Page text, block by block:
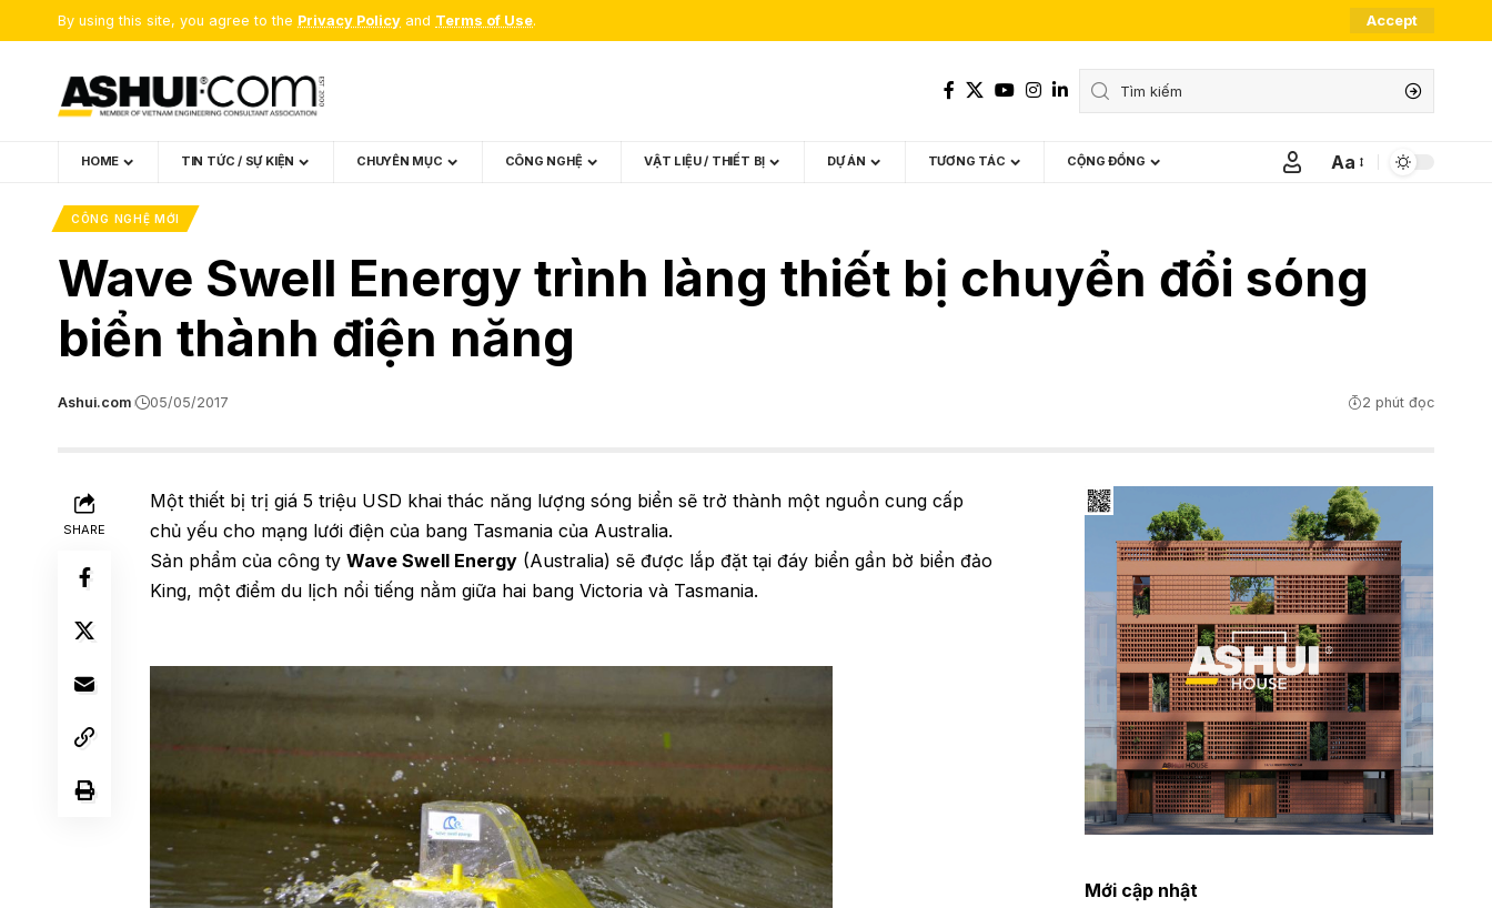
By using this site, you agree to the Privacy Policy and Terms of Use. Accept
HOME TIN TỨC / SỰ KIỆN CHUYÊN MỤC CÔNG NGHỆ VẬT LIỆU / THIẾT BỊ DỰ ÁN TƯƠNG TÁC CỘNG ĐỒNG
Font
Aa
CÔNG NGHỆ MỚI
Wave Swell Energy trình làng thiết bị chuyển đổi sóng
biển thành điện năng
Ashui.com 05/05/2017 2 phút đọc
SHARE
Một thiết bị trị giá 5 triệu USD khai thác năng lượng sóng biển sẽ trở thành một nguồn cung cấp
chủ yếu cho mạng lưới điện của bang Tasmania của Australia.
Sản phẩm của công tyWave Swell Energy (Australia) sẽ được lắp đặt tại đáy biển gần bờ biển đảo
King, một điểm du lịch nổi tiếng nằm giữa hai bang Victoria và Tasmania.
Mới cập nhật